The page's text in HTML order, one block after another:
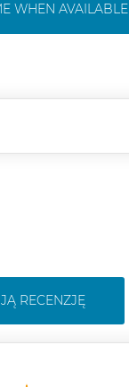
WHEN AVAILABLE
RECENZJĘ